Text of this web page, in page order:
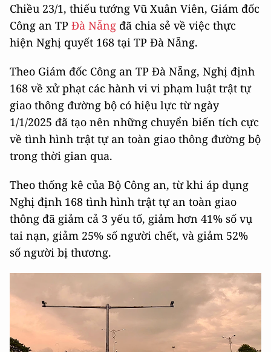
Chiều 23/1, thiếu tướng Vũ Xuân Viên, Giám đốc
Công an TP Đà Nẵng đã chia sẻ về việc thực
hiện Nghị quyết 168 tại TP Đà Nẵng.
Theo Giám đốc Công an TP Đà Nẵng, Nghị định
168 về xử phạt các hành vi vi phạm luật trật tự
giao thông đường bộ có hiệu lực từ ngày
1/1/2025 đã tạo nên những chuyển biến tích cực
về tình hình trật tự an toàn giao thông đường bộ
trong thời gian qua.
Theo thống kê của Bộ Công an, từ khi áp dụng
Nghị định 168 tình hình trật tự an toàn giao
thông đã giảm cả 3 yếu tố, giảm hơn 41% số vụ
tai nạn, giảm 25% số người chết, và giảm 52%
số người bị thương.